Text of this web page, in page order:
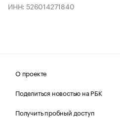
ИНН: 526014271840
О проекте
Поделиться новостью на РБК
Получить пробный доступ